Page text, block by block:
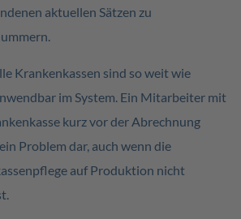
aktuellen Sätzen zu
Krankenkassen sind so weit wie
im System. Ein Mitarbeiter mit
kurz vor der Abrechnung
Problem dar, auch wenn die
auf Produktion nicht